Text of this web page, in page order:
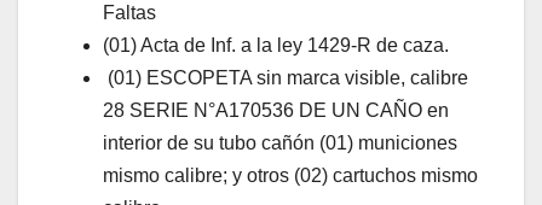
Faltas
(01) Acta de Inf. a la ley 1429-R de caza.
(01) ESCOPETA sin marca visible, calibre
28 SERIE N°A170536 DE UN CAÑO en
interior de su tubo cañón (01) municiones
mismo calibre; y otros (02) cartuchos mismo